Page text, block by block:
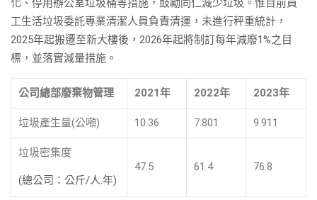
化、停用辦公室垃圾桶等措施，鼓勵同仁減少垃圾。惟目前員
工生活垃圾委託專業清潔人員負責清運，未進行秤重統計，
2025年起搬遷至新大樓後，2026年起將制訂每年減廢1%之目
標，並落實減量措施。
公司總部廢棄物管理 2021年 2022年 2023年
垃圾產生量(公噸) 10.36 7.801 9.911
垃圾密集度
(總公司：公斤/人.年)
47.5 61.4 76.8